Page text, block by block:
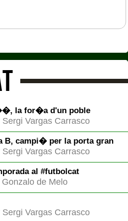
la for�a d'un poble
Vargas Carrasco
B, campi� per la porta gran
Vargas Carrasco
al #futbolcat
de Melo
Vargas Carrasco